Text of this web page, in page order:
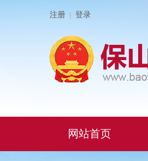
注册 | 登录
网站首页